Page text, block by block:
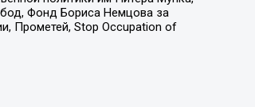
Фонд Бориса Немцова за
Прометей, Stop Occupation of